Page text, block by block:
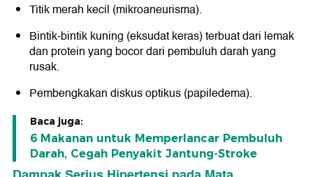
Titik merah kecil (mikroaneurisma).
Bintik-bintik kuning (eksudat keras) terbuat dari lemak
dan protein yang bocor dari pembuluh darah yang
rusak.
Pembengkakan diskus optikus (papiledema).
Baca juga:
6 Makanan untuk Memperlancar Pembuluh
Darah, Cegah Penyakit Jantung-Stroke